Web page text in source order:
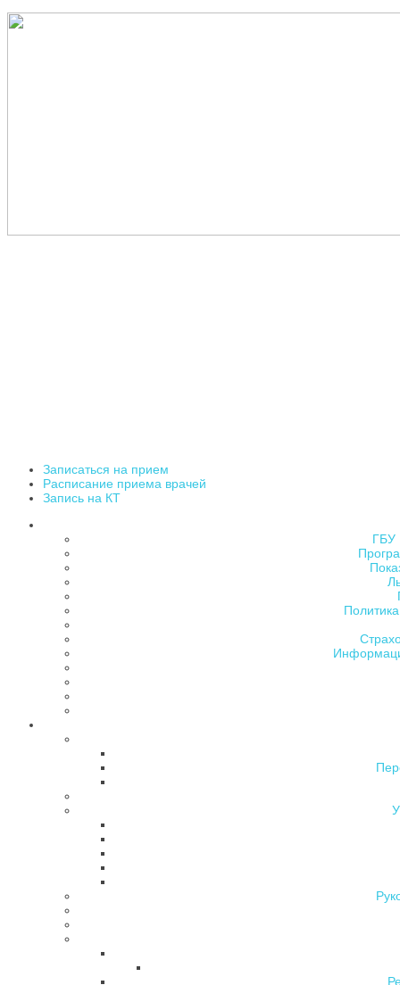
Записаться на прием
Расписание приема врачей
Запись на КТ
ГБУ